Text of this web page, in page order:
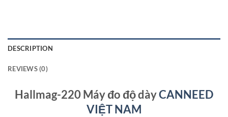
DESCRIPTION
REVIEWS (0)
Hallmag-220 Máy đo độ dàyCANNEED
VIỆT NAM